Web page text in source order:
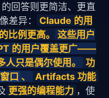
回答则更简洁、更直
差异：
Claude 的用
比例更高。
这些用户
的用户覆盖更广——
只是偶尔使用。
功
口 、
Artifacts 功能
更强的编程能力 ，使